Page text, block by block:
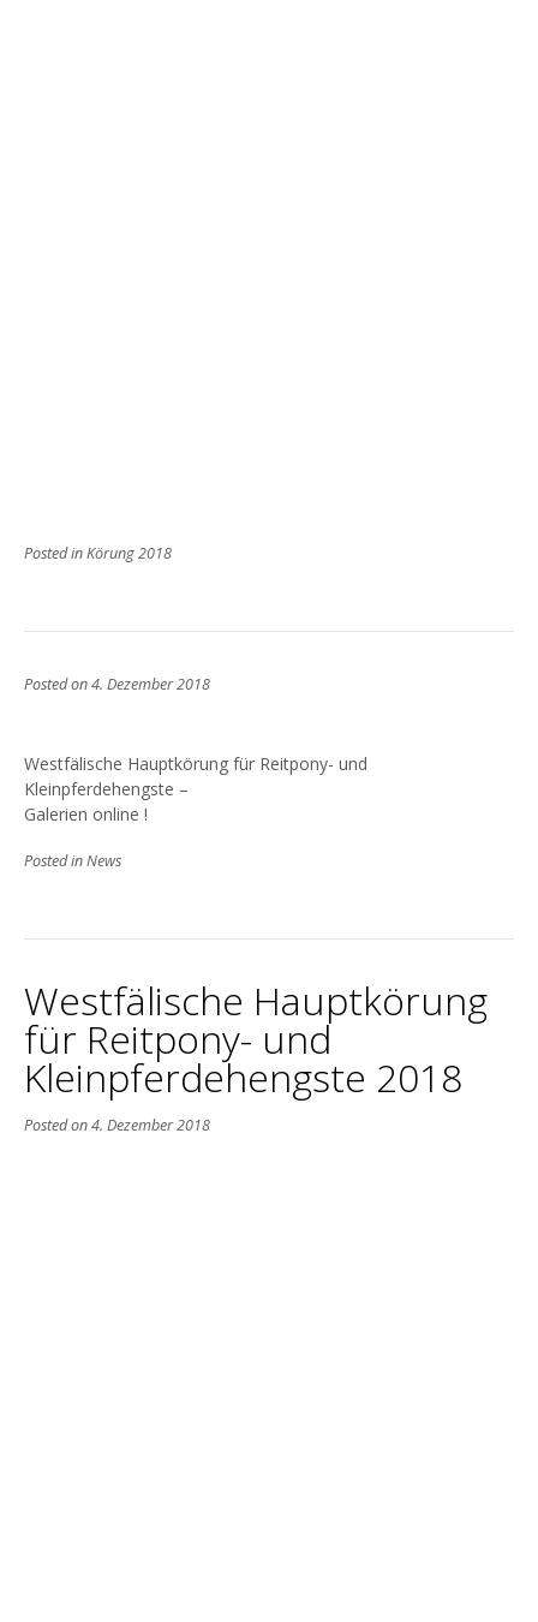
Posted inKörung 2018
Posted on4. Dezember 2018
Westfälische Hauptkörung für Reitpony- und
Kleinpferdehengste –
Galerien online !
Posted inNews
Westfälische Hauptkörung
für Reitpony- und
Kleinpferdehengste 2018
Posted on4. Dezember 2018